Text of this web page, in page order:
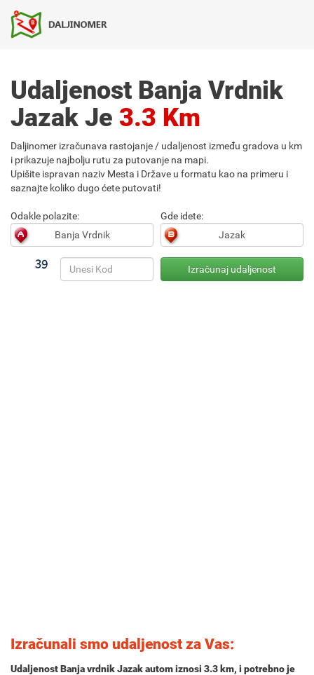
Udaljenost Banja Vrdnik
Jazak Je 3.3 Km
Daljinomer izračunava rastojanje / udaljenost između gradova u km
i prikazuje najbolju rutu za putovanje na mapi.
Upišite ispravan naziv Mesta i Države u formatu kao na primeru i
saznajte koliko dugo ćete putovati!
Odakle polazite: Gde idete:
Izračunali smo udaljenost za Vas:
Udaljenost Banja vrdnik Jazak autom iznosi 3.3 km, i potrebno je